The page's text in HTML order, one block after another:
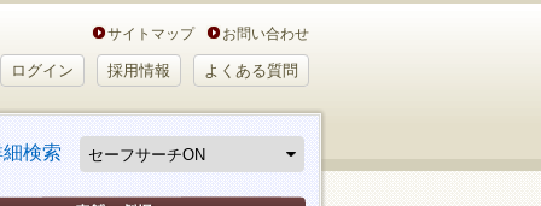
サイトマップ お問い合わせ
ログイン 採用情報 よくある質問
細検索